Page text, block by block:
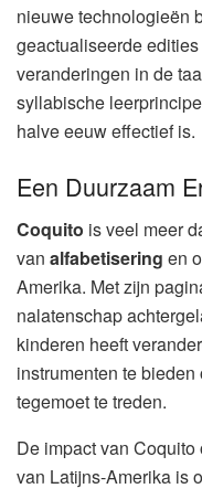
nieuwe technologieën
geactualiseerde
veranderingen in de
syllabische
halve eeuw effectief is.
Een Duurzaam
Coquito is veel meer
van alfabetisering en
Amerika. Met zijn
nalatenschap
kinderen heeft
instrumenten te
tegemoet te treden.
De impact van
van Latijns-Amerika is